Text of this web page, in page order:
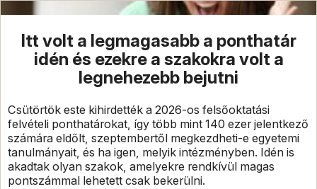
Itt volt a legmagasabb a ponthatár
idén és ezekre a szakokra volt a
legnehezebb bejutni
Csütörtök este kihirdették a 2026-os felsőoktatási
felvételi ponthatárokat, így több mint 140 ezer jelentkező
számára eldőlt, szeptembertől megkezdheti-e egyetemi
tanulmányait, és ha igen, melyik intézményben. Idén is
akadtak olyan szakok, amelyekre rendkívül magas
pontszámmal lehetett csak bekerülni.